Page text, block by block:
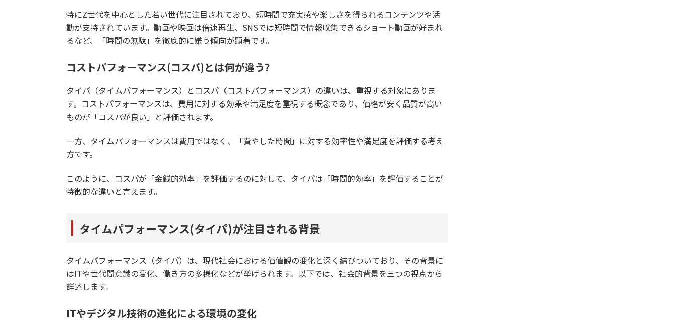
特にZ世代を中心とした若い世代に注目されており、短時間で充実感や楽しさを得られるコンテンツや活
動が支持されています。動画や映画は倍速再生、SNSでは短時間で情報収集できるショート動画が好まれ
るなど、「時間の無駄」を徹底的に嫌う傾向が顕著です。
コストパフォーマンス(コスパ)とは何が違う？
タイパ（タイムパフォーマンス）とコスパ（コストパフォーマンス）の違いは、重視する対象にありま
す。コストパフォーマンスは、費用に対する効果や満足度を重視する概念であり、価格が安く品質が高い
ものが「コスパが良い」と評価されます。
一方、タイムパフォーマンスは費用ではなく、「費やした時間」に対する効率性や満足度を評価する考え
方です。
このように、コスパが「金銭的効率」を評価するのに対して、タイパは「時間的効率」を評価することが
特徴的な違いと言えます。
タイムパフォーマンス(タイパ)が注目される背景
タイムパフォーマンス（タイパ）は、現代社会における価値観の変化と深く結びついており、その背景に
はITや世代間意識の変化、働き方の多様化などが挙げられます。以下では、社会的背景を三つの視点から
詳述します。
ITやデジタル技術の進化による環境の変化